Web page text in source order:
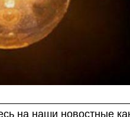
на наши новостные